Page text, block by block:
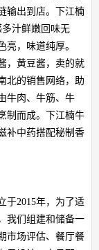
输出到店。下江楠
汁鲜嫩回味无
亮，味道纯厚。
，黄豆酱，卖的就
北的销售网络，助
牛肉、牛筋、牛
制而成。下江楠牛
补中药搭配秘制香
于2015年，为了适
我们组建和储备一
市场评估、餐厅餐